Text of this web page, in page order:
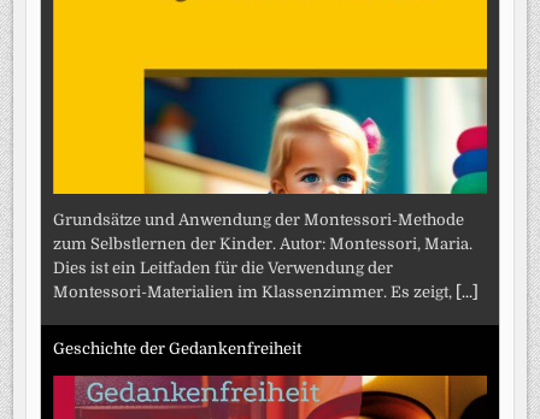
Grundsätze und Anwendung der Montessori-Methode
zum Selbstlernen der Kinder. Autor: Montessori, Maria.
Dies ist ein Leitfaden für die Verwendung der
Montessori-Materialien im Klassenzimmer. Es zeigt, [...]
Geschichte der Gedankenfreiheit